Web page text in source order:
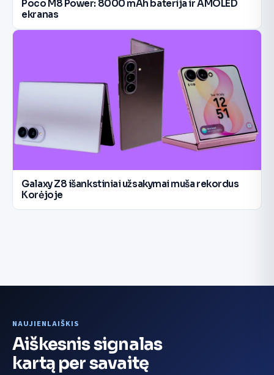
Poco M8 Power: 8000 mAh baterija ir AMOLED
ekranas
Galaxy Z8 išankstiniai užsakymai muša rekordus
Korėjoje
NAUJIENLAIŠKIS
Aiškesnis signalas
kartą per savaitę